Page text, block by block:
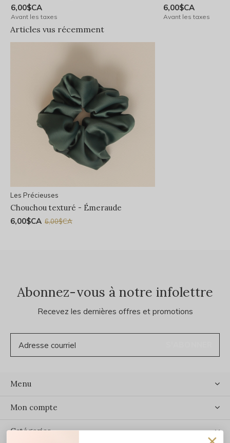
6,00$CA
Avant les taxes
6,00$CA
Avant les taxes
Articles vus récemment
Les Précieuses
Chouchou texturé - Émeraude
6,00$CA 6,00$CA
Abonnez-vous à notre infolettre
Recevez les dernières offres et promotions
Menu
Mon compte
Catégories